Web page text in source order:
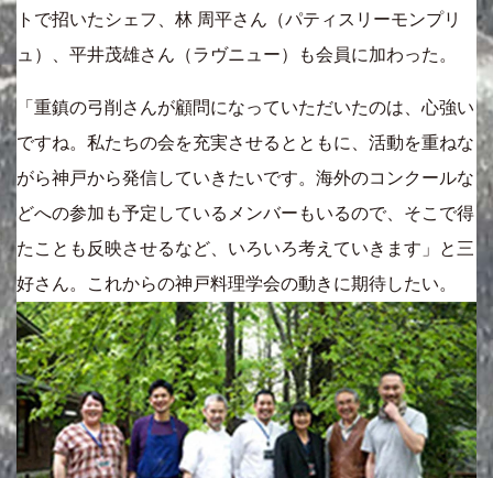
トで招いたシェフ、林 周平さん（パティスリーモンプリ
ュ）、平井茂雄さん（ラヴニュー）も会員に加わった。
「重鎮の弓削さんが顧問になっていただいたのは、心強い
ですね。私たちの会を充実させるとともに、活動を重ねな
がら神戸から発信していきたいです。海外のコンクールな
どへの参加も予定しているメンバーもいるので、そこで得
たことも反映させるなど、いろいろ考えていきます」と三
好さん。これからの神戸料理学会の動きに期待したい。